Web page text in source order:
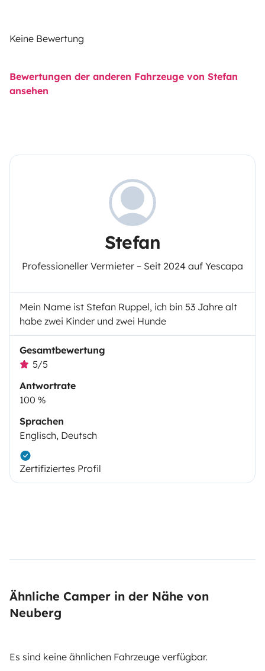
Keine Bewertung
Bewertungen der anderen Fahrzeuge von Stefan
ansehen
Stefan
Professioneller Vermieter – Seit 2024 auf Yescapa
Mein Name ist Stefan Ruppel, ich bin 53 Jahre alt
habe zwei Kinder und zwei Hunde
Gesamtbewertung
5/5
Antwortrate
100 %
Sprachen
Englisch, Deutsch
Zertifiziertes Profil
Ähnliche Camper in der Nähe von
Neuberg
Es sind keine ähnlichen Fahrzeuge verfügbar.